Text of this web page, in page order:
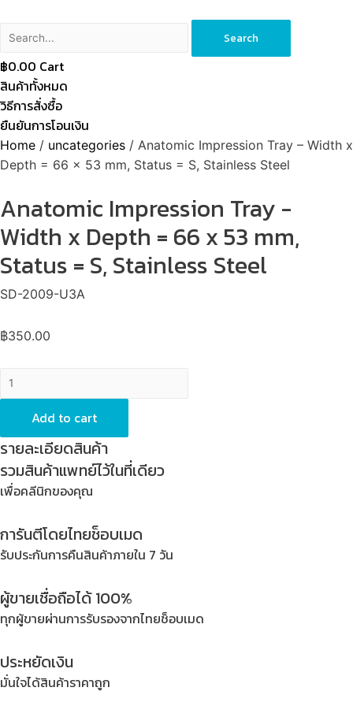
Search
฿0.00 Cart
สินค้าทั้งหมด
วิธีการสั่งซื้อ
ยืนยันการโอนเงิน
Home / uncategories / Anatomic Impression Tray – Width x
Depth = 66 x 53 mm, Status = S, Stainless Steel
Anatomic Impression Tray -
Width x Depth = 66 x 53 mm,
Status = S, Stainless Steel
SD-2009-U3A
฿350.00
Anatomic
Impression
-
Width
x
Depth
66
x
mm,
Status
S,
Stainless
Steel
Add to cart
รายละเอียดสินค้า
รวมสินค้าแพทย์ไว้ในที่เดียว
เพื่อคลีนิกของคุณ
การันตีโดยไทยช็อบเมด
รับประกันการคืนสินค้าภายใน 7 วัน
ผู้ขายเชื่อถือได้ 100%
ทุกผู้ขายผ่านการรับรองจากไทยช็อบเมด
ประหยัดเงิน
มั่นใจได้สินค้าราคาถูก